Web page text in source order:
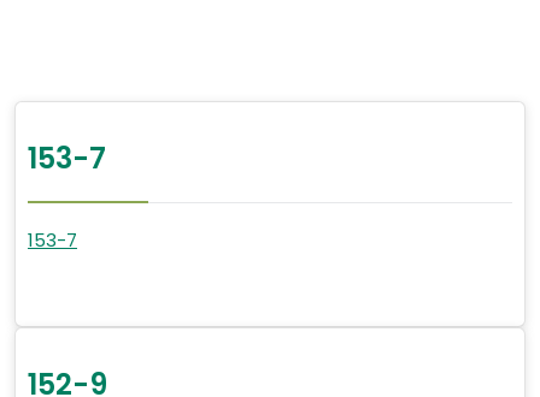
153-7
153-7
152-9